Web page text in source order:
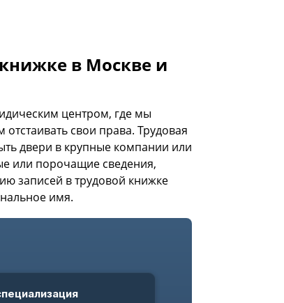
в Москве и
центром, где мы
свои права. Трудовая
двери в крупные компании или
или порочащие сведения,
записей в трудовой книжке
имя.
Анализ ситуации и рисков